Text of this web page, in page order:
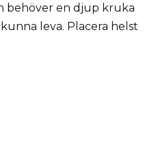
behöver en djup kruka
leva. Placera helst